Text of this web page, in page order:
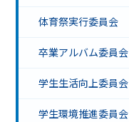
体育祭実行委員会
卒業アルバム委員会
学生生活向上委員会
学生環境推進委員会